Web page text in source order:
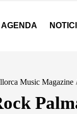
AGENDA
Music Magazine